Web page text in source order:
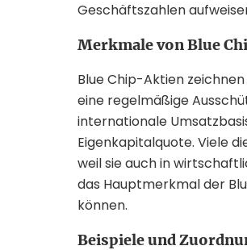
Geschäftszahlen
Merkmale von Blue
Blue Chip-Aktien
eine regelmäßige
internationale
Eigenkapitalquote. Viele
weil sie auch in
das Hauptmerkmal der
können.
Beispiele und